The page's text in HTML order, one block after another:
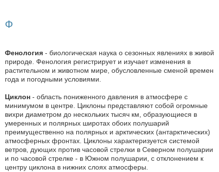
Ф
Фенология - биологическая наука о сезонных явлениях в живой
природе. Фенология регистрирует и изучает изменения в
растительном и животном мире, обусловленные сменой времен
года и погодными условиями.
Циклон - область пониженного давления в атмосфере с
минимумом в центре. Циклоны представляют собой огромные
вихри диаметром до нескольких тысяч км, образующиеся в
умеренных и полярных широтах обоих полушарий
преимущественно на полярных и арктических (антарктических)
атмосферных фронтах. Циклоны характеризуется системой
ветров, дующих против часовой стрелки в Северном полушарии
и по часовой стрелке - в Южном полушарии, с отклонением к
центру циклона в нижних слоях атмосферы.